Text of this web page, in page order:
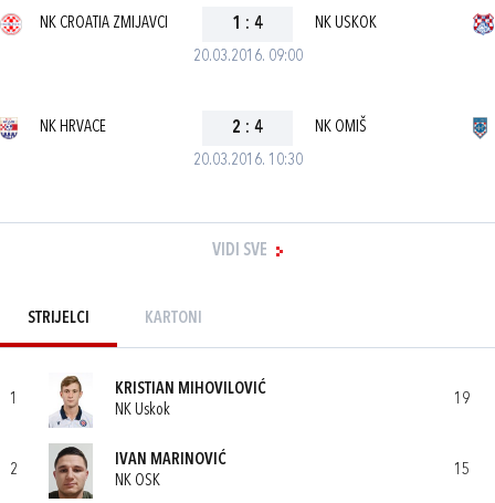
20.03.2016. 09:00
NK CROATIA ZMIJAVCI 1 : 4 NK USKOK
20.03.2016. 10:30
NK HRVACE 2 : 4 NK OMIŠ
VIDI SVE
STRIJELCI KARTONI
1
KRISTIAN MIHOVILOVIĆ
NK Uskok
19
2
IVAN MARINOVIĆ
NK OSK
15